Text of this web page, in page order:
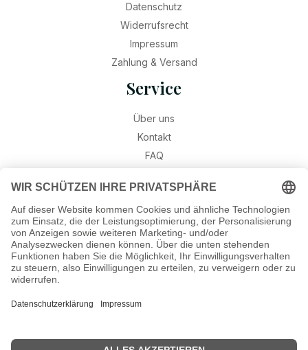
Datenschutz
Widerrufsrecht
Impressum
Zahlung & Versand
Service
Über uns
Kontakt
FAQ
Widerruf
Ratgeber
Geburtssteine
Gravur – Schriften & Hinweise